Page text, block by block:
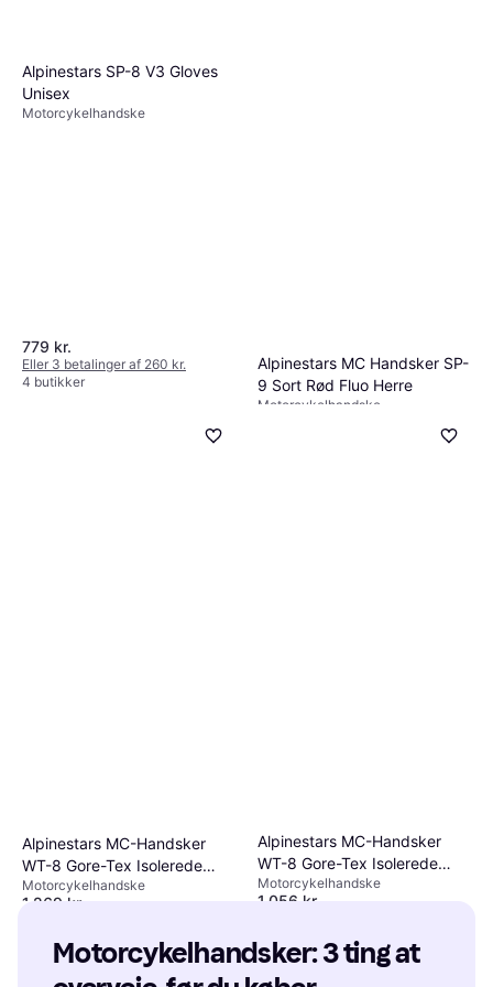
Alpinestars SP-8 V3 Gloves
Unisex
Motorcykelhandske
779 kr.
Eller 3 betalinger af 260 kr.
4 butikker
Alpinestars MC Handsker SP-
9 Sort Rød Fluo Herre
Motorcykelhandske
Alpinestars MC-Handsker
WT-8 Gore-Tex Isolerede
Sort Unisex, Herre
Motorcykelhandske
1.269 kr.
Alpinestars MC-Handsker
WT-8 Gore-Tex Isolerede
Sort/Mørkeblå Herre, Unisex
Motorcykelhandske
1.056 kr.
Motorcykelhandsker: 3 ting at